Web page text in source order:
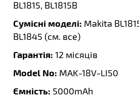
BL1815, BL1815B
Сумісні моделі: Makita
BL1845 (см. все)
Гарантія: 12 місяців
Model No: MAK-18V-LI50
Ємність: 5000mAh